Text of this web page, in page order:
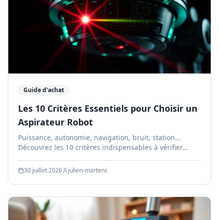
Guide d'achat
Les 10 Critères Essentiels pour Choisir un
Aspirateur Robot
Puissance, autonomie, navigation, bruit, station...
Découvrez les 10 critères indispensables à vérifier
30 juillet 2026 julien-martens